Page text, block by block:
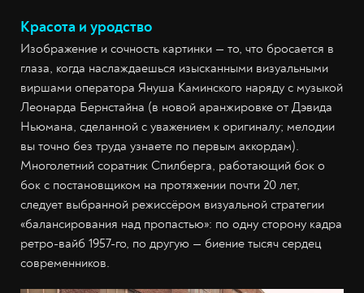
Красота и уродство
Изображение и сочность картинки — то, что бросается в
глаза, когда наслаждаешься изысканными визуальными
виршами оператора Януша Каминского наряду с музыкой
Леонарда Бернстайна (в новой аранжировке от Дэвида
Ньюмана, сделанной с уважением к оригиналу; мелодии
вы точно без труда узнаете по первым аккордам).
Многолетний соратник Спилберга, работающий бок о
бок с постановщиком на протяжении почти 20 лет,
следует выбранной режиссёром визуальной стратегии
«балансирования над пропастью»: по одну сторону кадра
ретро-вайб 1957-го, по другую — биение тысяч сердец
современников.